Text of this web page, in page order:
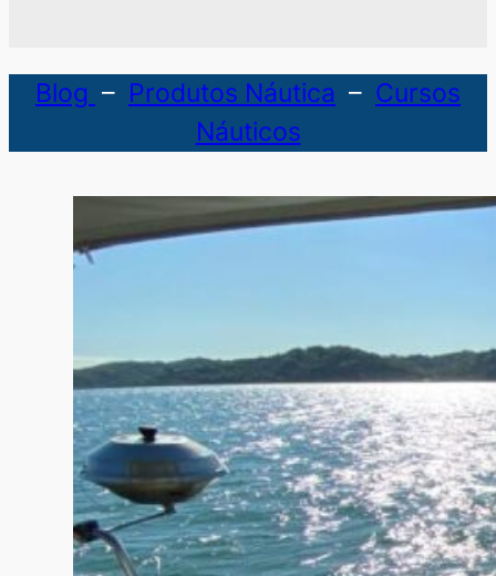
Blog – Produtos Náutica – Cursos
Náuticos